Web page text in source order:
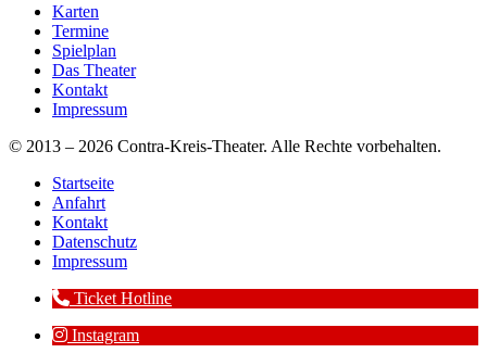
Karten
Termine
Spielplan
Das Theater
Kontakt
Impressum
© 2013 – 2026 Contra-Kreis-Theater. Alle Rechte vorbehalten.
Startseite
Anfahrt
Kontakt
Datenschutz
Impressum
Ticket Hotline
Instagram